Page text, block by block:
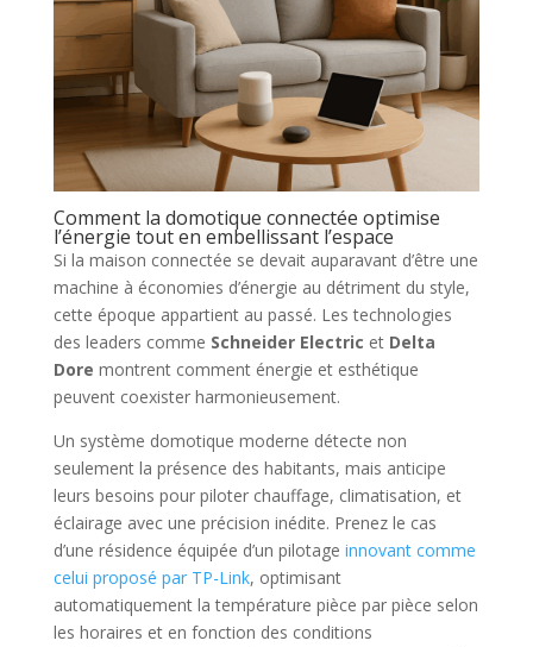
Comment la domotique connectée optimise
l’énergie tout en embellissant l’espace
Si la maison connectée se devait auparavant d’être une
machine à économies d’énergie au détriment du style,
cette époque appartient au passé. Les technologies
des leaders comme Schneider Electric et Delta
Dore montrent comment énergie et esthétique
peuvent coexister harmonieusement.
Un système domotique moderne détecte non
seulement la présence des habitants, mais anticipe
leurs besoins pour piloter chauffage, climatisation, et
éclairage avec une précision inédite. Prenez le cas
d’une résidence équipée d’un pilotage innovant comme
celui proposé par TP-Link, optimisant
automatiquement la température pièce par pièce selon
les horaires et en fonction des conditions